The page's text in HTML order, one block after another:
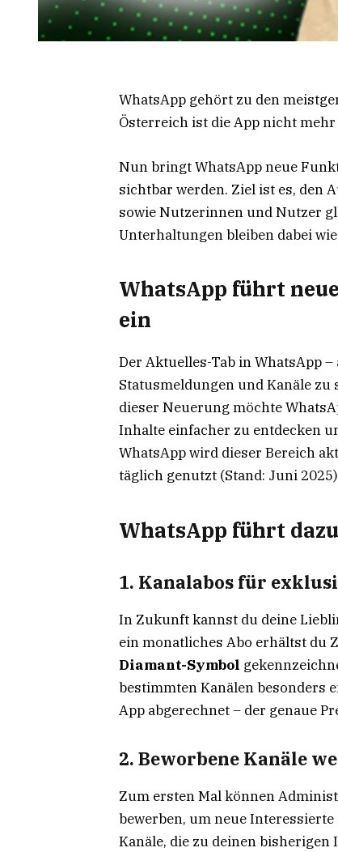
WhatsApp gehört zu den
Österreich ist die App nicht
Nun bringt WhatsApp neue
sichtbar werden. Ziel ist es, den
sowie Nutzerinnen und Nutzer
Unterhaltungen bleiben dabei
WhatsApp führt
ein
Der Aktuelles-Tab in WhatsApp
Statusmeldungen und Kanäle
dieser Neuerung möchte
Inhalte einfacher zu entdecken
WhatsApp wird dieser Bereich
täglich genutzt (Stand: Juni
WhatsApp führt
1. Kanalabos für
In Zukunft kannst du deine
ein monatliches Abo erhältst du
Diamant-Symbol
bestimmten Kanälen besonders
App abgerechnet – der genaue
2. Beworbene Kanäle
Zum ersten Mal können
bewerben, um neue
Kanäle, die zu deinen